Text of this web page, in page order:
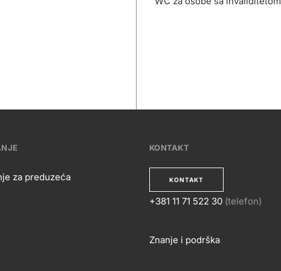
za preduzeća
KONTAKT
KONTAKT
KONTAKT
+381 11 71 522 30 (telefon)
Znanje i podrška